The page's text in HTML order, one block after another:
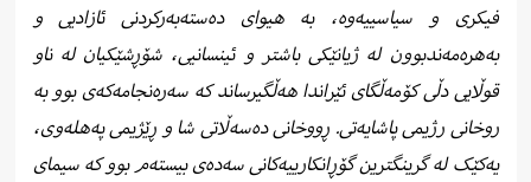
فیکری و سیاسییەوە، بە هیوای دەستەبەرکردنی ئازادیی و
بەهرەمەندبوون لە ژیانێکی باشتر و ئینسانیی، شۆڕشێکیان لە ناو
قوڵایی دڵی کۆمەڵگای ئێراندا هەڵگیرساند کە سەرەنجامەکەی بوو بە
روخانی رژیمی پاشایەتی. ڕووخانی دەسەڵاتی شا و ڕێژیمی پەهلەوی،
یەکێک لە گرینگترین گۆڕانکارییەکانی سەدەی بیستەم بوو کە سیمای